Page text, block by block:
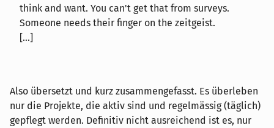
think and want. You can't get that from surveys.
Someone needs their finger on the zeitgeist.
[...]
Also übersetzt und kurz zusammengefasst. Es überleben
nur die Projekte, die aktiv sind und regelmässig (täglich)
gepflegt werden. Definitiv nicht ausreichend ist es, nur